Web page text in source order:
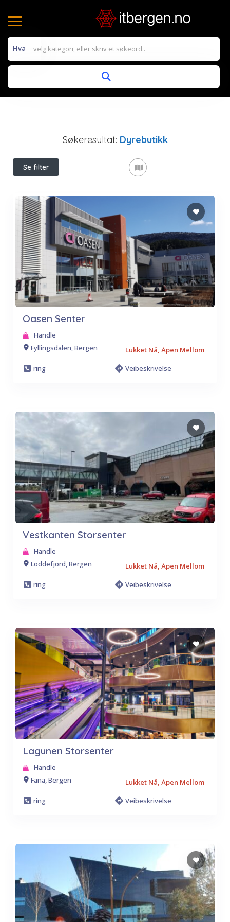
Hva
Søkeresultat: Dyrebutikk
Se filter
Oasen Senter
Handle
Fyllingsdalen, Bergen
Lukket Nå, Åpen Mellom
ring
Veibeskrivelse
Vestkanten Storsenter
Handle
Loddefjord, Bergen
Lukket Nå, Åpen Mellom
ring
Veibeskrivelse
Lagunen Storsenter
Handle
Fana, Bergen
Lukket Nå, Åpen Mellom
ring
Veibeskrivelse